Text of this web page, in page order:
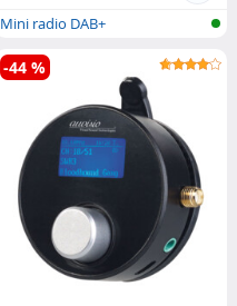
Mini radio DAB+
-44 %